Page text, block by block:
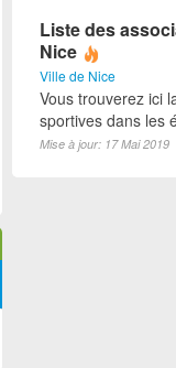
Liste des
Nice
Ville de Nice
Vous trouverez ici
sportives dans les
Mise à jour: 17 Mai 2019